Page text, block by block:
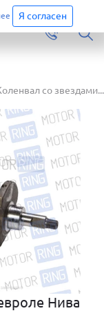
Перейти
со звездами...
Нива
Я согласен